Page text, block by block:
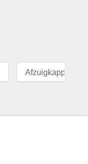
Afzuigkappen 90